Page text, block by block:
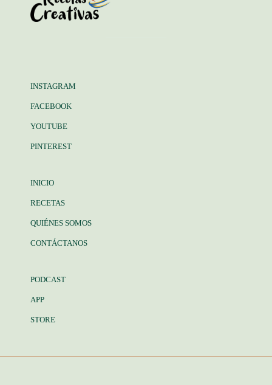
INSTAGRAM
FACEBOOK
YOUTUBE
PINTEREST
INICIO
RECETAS
QUIÉNES SOMOS
CONTÁCTANOS
PODCAST
APP
STORE